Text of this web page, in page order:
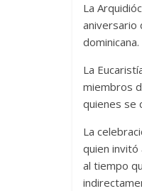
La
aniversario
dominicana.
La
miembros
quienes se
La
quien
al tiempo